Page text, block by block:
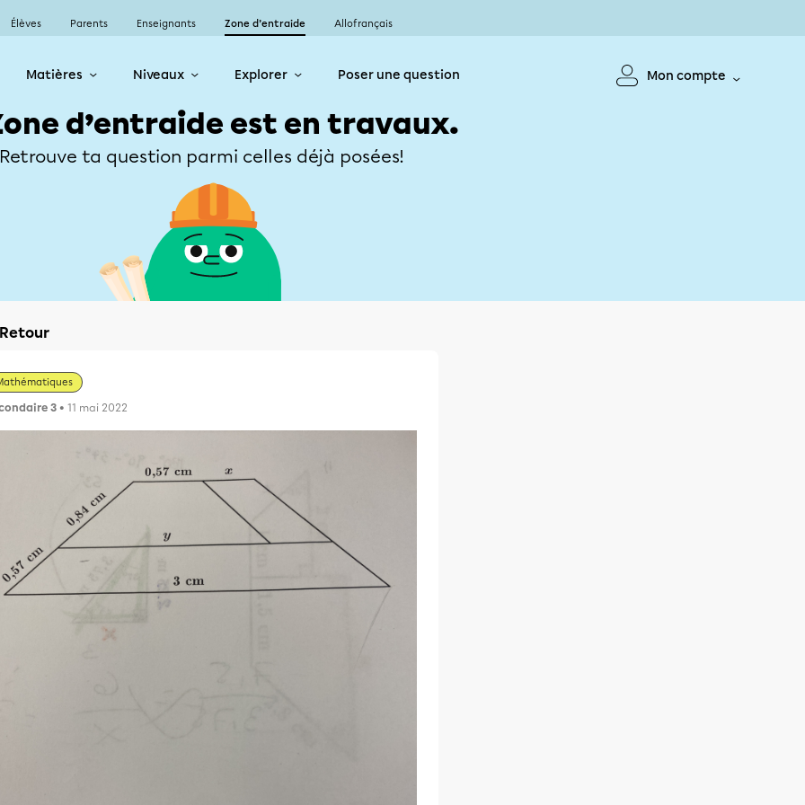
Élèves Parents Enseignants Zone d’entraide Allofrançais
Matières Niveaux Explorer Poser une question Mon compte
d’entraide est en travaux.
ta question parmi celles déjà posées!
Retour
3 • 11 mai 2022